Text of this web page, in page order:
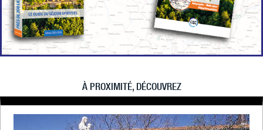
À PROXIMITÉ, DÉCOUVREZ